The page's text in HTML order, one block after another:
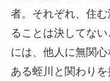
者。それぞれ、住
ることは決してな
には、他人に無関
ある蛭川と関わりを